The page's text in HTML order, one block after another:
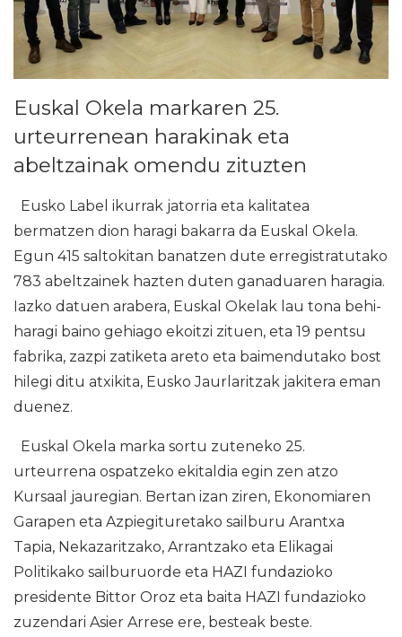
Euskal Okela markaren 25.
urteurrenean harakinak eta
abeltzainak omendu zituzten
Eusko Label ikurrak jatorria eta kalitatea
bermatzen dion haragi bakarra da Euskal Okela.
Egun 415 saltokitan banatzen dute erregistratutako
783 abeltzainek hazten duten ganaduaren haragia.
Iazko datuen arabera, Euskal Okelak lau tona behi-
haragi baino gehiago ekoitzi zituen, eta 19 pentsu
fabrika, zazpi zatiketa areto eta baimendutako bost
hilegi ditu atxikita, Eusko Jaurlaritzak jakitera eman
duenez.
Euskal Okela marka sortu zuteneko 25.
urteurrena ospatzeko ekitaldia egin zen atzo
Kursaal jauregian. Bertan izan ziren, Ekonomiaren
Garapen eta Azpiegituretako sailburu Arantxa
Tapia, Nekazaritzako, Arrantzako eta Elikagai
Politikako sailburuorde eta HAZI fundazioko
presidente Bittor Oroz eta baita HAZI fundazioko
zuzendari Asier Arrese ere, besteak beste.